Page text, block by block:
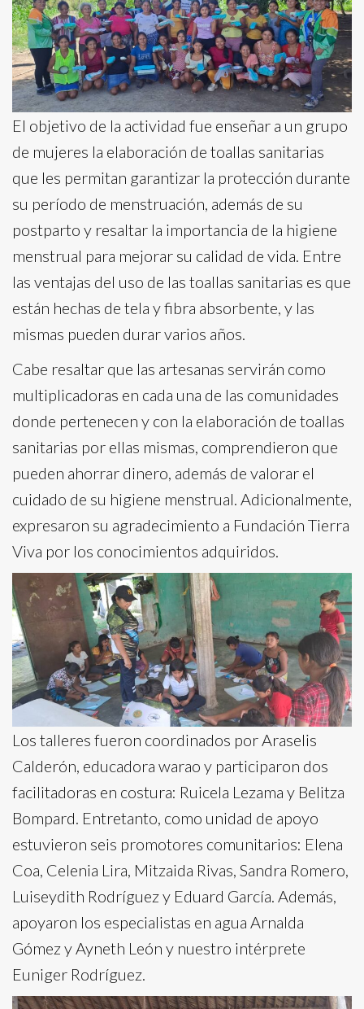
El objetivo de la actividad fue enseñar a un grupo
de mujeres la elaboración de toallas sanitarias
que les permitan garantizar la protección durante
su período de menstruación, además de su
postparto y resaltar la importancia de la higiene
menstrual para mejorar su calidad de vida. Entre
las ventajas del uso de las toallas sanitarias es que
están hechas de tela y fibra absorbente, y las
mismas pueden durar varios años.
Cabe resaltar que las artesanas servirán como
multiplicadoras en cada una de las comunidades
donde pertenecen y con la elaboración de toallas
sanitarias por ellas mismas, comprendieron que
pueden ahorrar dinero, además de valorar el
cuidado de su higiene menstrual. Adicionalmente,
expresaron su agradecimiento a Fundación Tierra
Viva por los conocimientos adquiridos.
Los talleres fueron coordinados por Araselis
Calderón, educadora warao y participaron dos
facilitadoras en costura: Ruicela Lezama y Belitza
Bompard. Entretanto, como unidad de apoyo
estuvieron seis promotores comunitarios: Elena
Coa, Celenia Lira, Mitzaida Rivas, Sandra Romero,
Luiseydith Rodríguez y Eduard García. Además,
apoyaron los especialistas en agua Arnalda
Gómez y Ayneth León y nuestro intérprete
Euniger Rodríguez.